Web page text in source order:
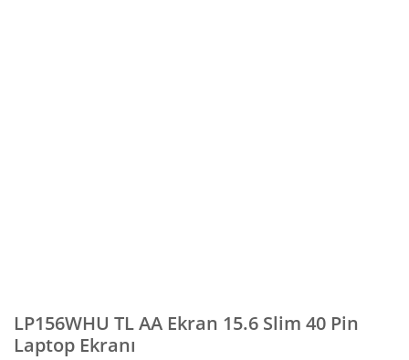
LP156WHU TL AA Ekran 15.6 Slim 40 Pin
Laptop Ekranı